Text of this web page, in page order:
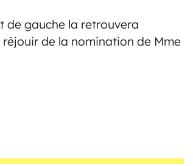
de gauche la retrouvera
de la nomination de Mme